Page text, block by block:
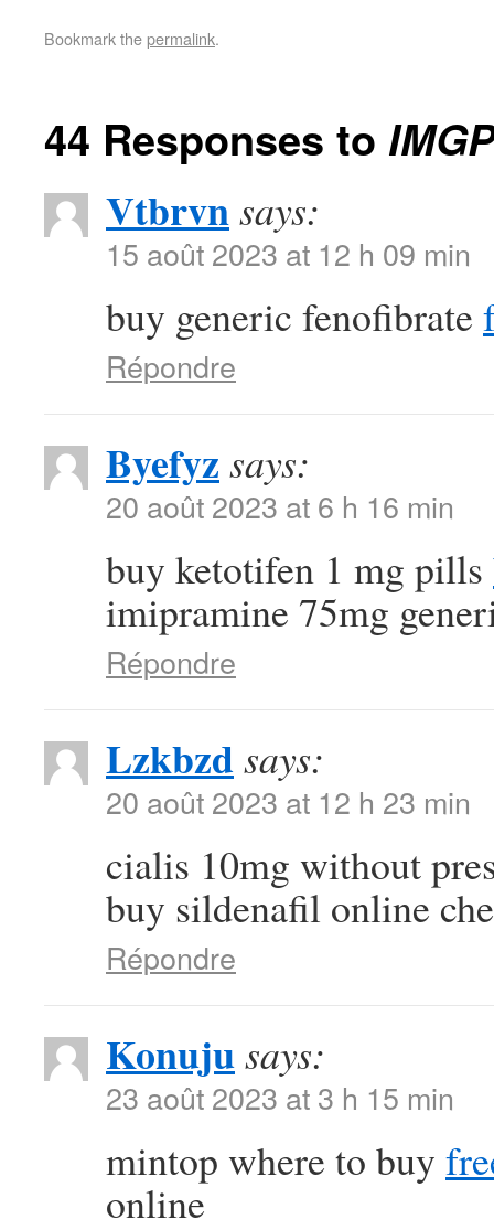
Bookmark thepermalink.
44 Responses to
Vtbrvnsays:
15 août 2023 at 12 h 09 min
buy generic fenofibrate
Répondre
Byefyz says:
20 août 2023 at 6 h 16 min
buy ketotifen 1 mg pills
imipramine 75mg
Répondre
Lzkbzdsays:
20 août 2023 at 12 h 23 min
cialis 10mg without
buy sildenafil online
Répondre
Konujusays:
23 août 2023 at 3 h 15 min
mintop where to buy
online